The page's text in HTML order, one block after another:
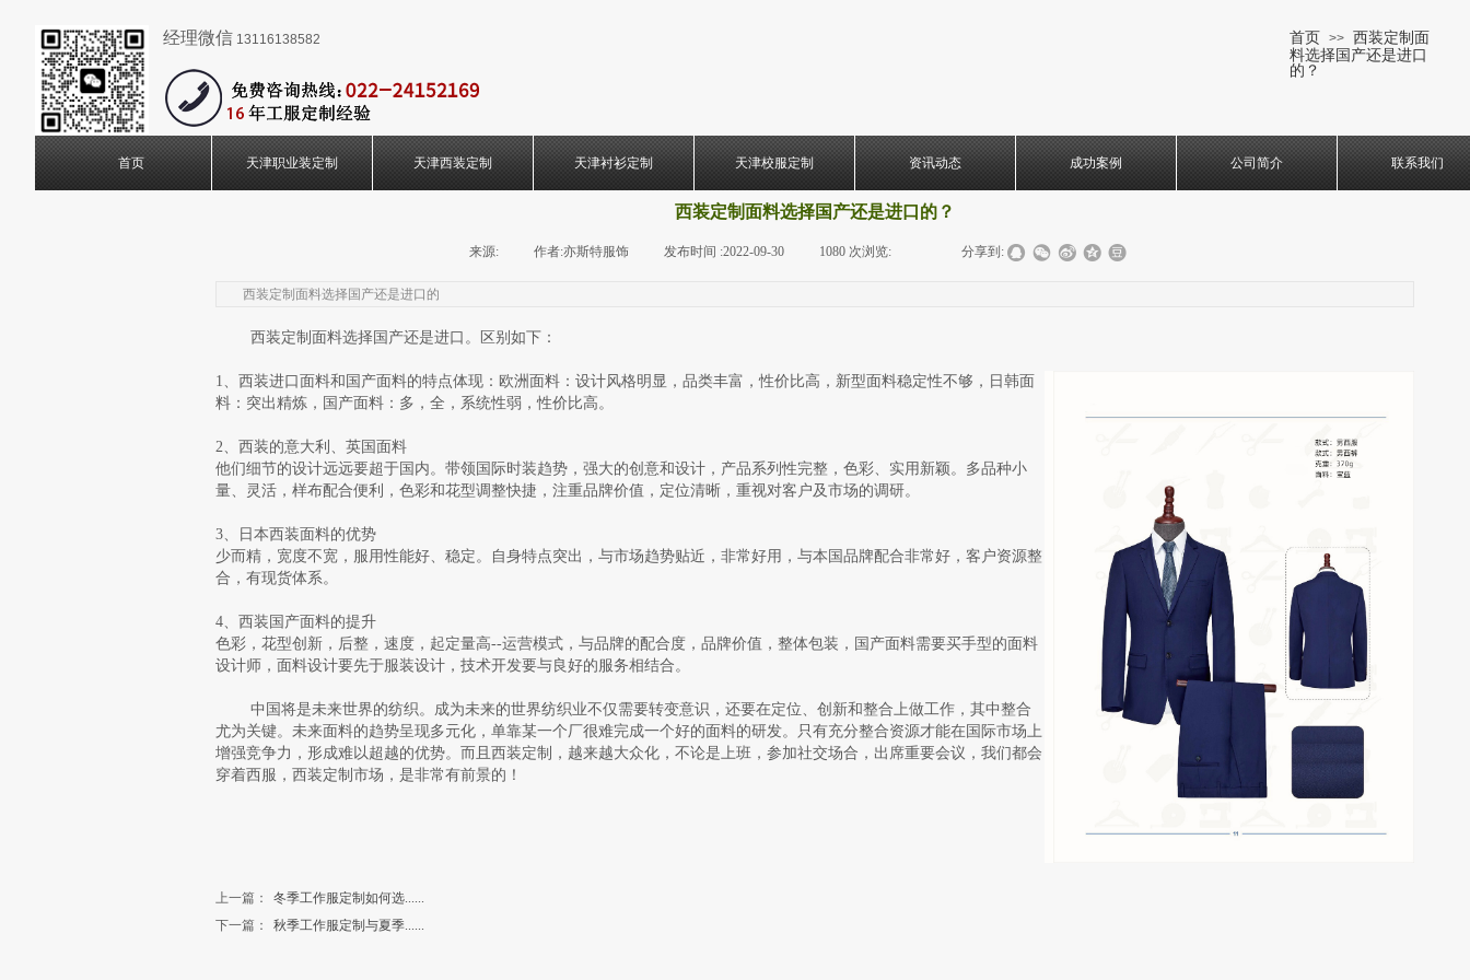
经理微信 13116138582 首页 >> 西装定制面
料选择国产还是进口
的？
首页 天津职业装定制 天津西装定制 天津衬衫定制 天津校服定制 资讯动态 成功案例 公司简介 联系我们
西装定制面料选择国产还是进口的？
来源: 作者:亦斯特服饰 发布时间 :2022-09-30 1080 次浏览: 分享到:
西装定制面料选择国产还是进口的
西装定制面料选择国产还是进口。区别如下：
1、西装进口面料和国产面料的特点体现： 欧洲面料：设计风格明显，品类丰富，性价比高，新型面料稳定性不够，日韩面
料：突出精炼，国产面料：多，全，系统性弱，性价比高。
2、西装的意大利、英国面料
他们细节的设计远远要超于国内。带领国际时装趋势，强大的创意和设计，产品系列性完整，色彩、实用新颖。多品种小
量、灵活，样布配合便利，色彩和花型调整快捷，注重品牌价值，定位清晰，重视对客户及市场的调研。
3、日本西装面料的优势
少而精，宽度不宽，服用性能好、稳定。自身特点突出，与市场趋势贴近，非常好用，与本国品牌配合非常好，客户资源整
合，有现货体系。
4、西装国产面料的提升
色彩，花型创新，后整，速度，起定量高--运营模式，与品牌的配合度，品牌价值，整体包装，国产面料需要买手型的面料
设计师，面料设计要先于服装设计，技术开发要与良好的服务相结合。
中国将是未来世界的纺织。成为未来的世界纺织业不仅需要转变意识，还要在定位、创新和整合上做工作，其中整合
尤为关键。未来面料的趋势呈现多元化，单靠某一个厂很难完成一个好的面料的研发。只有充分整合资源才能在国际市场上
增强竞争力，形成难以超越的优势。而且西装定制，越来越大众化，不论是上班，参加社交场合，出席重要会议，我们都会
穿着西服，西装定制市场，是非常有前景的！
上一篇：
冬季工作服定制如何选......
下一篇：
秋季工作服定制与夏季......